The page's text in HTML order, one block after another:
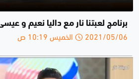
برنامج لعبتنا نار مع داليا نعيم و
2021/05/06 الخميس 10:19 ص